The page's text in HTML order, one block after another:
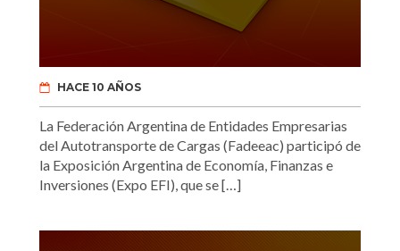
HACE 10 AÑOS
La Federación Argentina de Entidades Empresarias
del Autotransporte de Cargas (Fadeeac) participó de
la Exposición Argentina de Economía, Finanzas e
Inversiones (Expo EFI), que se […]